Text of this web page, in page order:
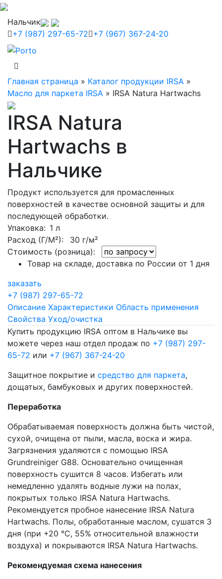
Нальчик
+7 (987) 297-65-72 +7 (967) 367-24-20
Главная страница » Каталог продукции IRSA »
Масло для паркета IRSA » IRSA Natura Hartwachs
IRSA Natura
Hartwachs в
Нальчике
Продукт используется для промасленных
поверхностей в качестве основной защиты и для
последующей обработки.
Упаковка: 1 л
Расход (Г/М²): 30 г/м²
Стоимость (розница):
Товар на складе, доставка по России от 1 дня
заказать
+7 (987) 297-65-72
Описание Характеристики Область применения
Свойства Уход/очистка
Купить продукцию IRSA оптом в Нальчике вы
можете через наш отдел продаж по +7 (987) 297-
65-72 или +7 (967) 367-24-20
Защитное покрытие и средство для паркета,
дощатых, бамбуковых и других поверхностей.
Переработка
Обрабатываемая поверхность должна быть чистой,
сухой, очищена от пыли, масла, воска и жира.
Загрязнения удаляются с помощью IRSA
Grundreiniger G88. Основательно очищенная
поверхность сушится 8 часов. Избегать или
немедленно удалять водные лужи на полах,
покрытых только IRSA Natura Hartwachs.
Рекомендуется пробное нанесение IRSA Natura
Hartwachs. Полы, обработанные маслом, сушатся 3
дня (при +20 °С, 55% относительной влажности
воздуха) и покрываются IRSA Natura Hartwachs.
Рекомендуемая схема нанесения